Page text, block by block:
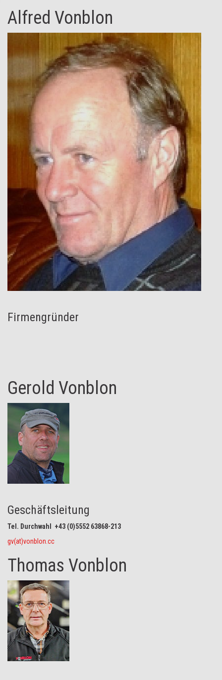
Alfred Vonblon
Firmengründer
Gerold Vonblon
Geschäftsleitung
Tel. Durchwahl +43 (0)5552 63868-213
gv(at)vonblon.cc
Thomas Vonblon